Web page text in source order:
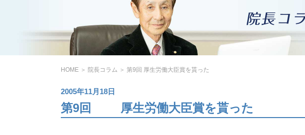
HOME ＞ 院長コラム ＞ 第9回 厚生労働大臣賞を貰った
2005年11月18日
第9回 厚生労働大臣賞を貰った